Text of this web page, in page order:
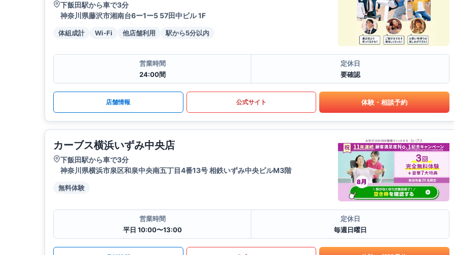
下飯田駅から車で3分
神奈川県藤沢市湘南台6ー1ー5 57田中ビル 1F
体組成計 Wi-Fi 他店舗利用 駅から5分以内
営業時間
24:00間
定休日
要確認
店舗情報 公式サイト 体験・相談予約
カーブス横浜いずみ中央店
下飯田駅から車で3分
神奈川県横浜市泉区和泉中央南五丁目4番13号 相鉄いずみ中央ビルM3階
無料体験
営業時間
平日 10:00〜13:00
定休日
毎週日曜日